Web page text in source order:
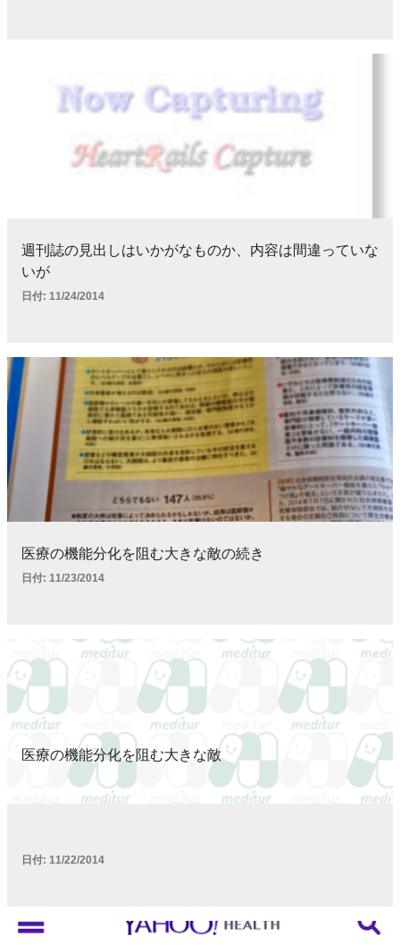
週刊誌の見出しはいかがなものか、内容は間違っていな
いが
日付: 11/24/2014
医療の機能分化を阻む大きな敵の続き
日付: 11/23/2014
医療の機能分化を阻む大きな敵
日付: 11/22/2014